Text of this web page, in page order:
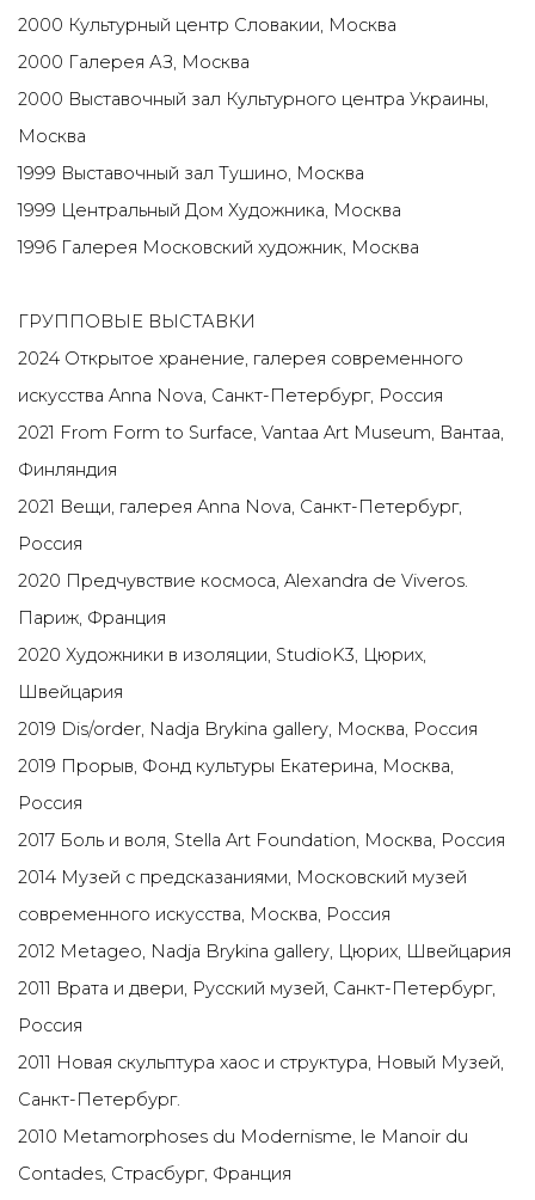
2000 Культурный центр Словакии, Москва
2000 Галерея АЗ, Москва
2000 Выставочный зал Культурного центра Украины,
Москва
1999 Выставочный зал Тушино, Москва
1999 Центральный Дом Художника, Москва
1996 Галерея Московский художник, Москва
ГРУППОВЫЕ ВЫСТАВКИ
2024 Открытое хранение, галерея современного
искусства Anna Nova, Санкт-Петербург, Россия
2021 From Form to Surface, Vantaa Art Museum, Вантаа,
Финляндия
2021 Вещи, галерея Anna Nova, Санкт-Петербург,
Россия
2020 Предчувствие космоса, Alexandra de Viveros.
Париж, Франция
2020 Художники в изоляции, StudioK3, Цюрих,
Швейцария
2019 Dis/order, Nadja Brykina gallery, Москва, Россия
2019 Прорыв, Фонд культуры Екатерина, Москва,
Россия
2017 Боль и воля, Stella Art Foundation, Москва, Россия
2014 Музей с предсказаниями, Московский музей
современного искусства, Москва, Россия
2012 Metageo, Nadja Brykina gallery, Цюрих, Швейцария
2011 Врата и двери, Русский музей, Санкт-Петербург,
Россия
2011 Новая скульптура хаос и структура, Новый Музей,
Санкт-Петербург.
2010 Metamorphoses du Modernisme, le Manoir du
Contades, Страсбург, Франция